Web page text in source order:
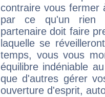
contraire vous fermer
par ce qu'un rien
partenaire doit faire
laquelle se
temps, vous vous
équilibre indéniable
que d'autres gérer
ouverture d'esprit,